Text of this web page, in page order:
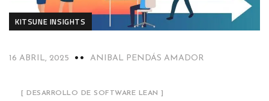
KITSUNE INSIGHTS
16 ABRIL, 2025 ANIBAL PENDÁS AMADOR
[ DESARROLLO DE SOFTWARE LEAN ]